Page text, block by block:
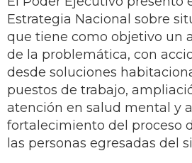
Estrategia Nacional sobre
que tiene como objetivo un
de la problemática, con
desde soluciones
puestos de trabajo,
atención en salud mental y
fortalecimiento del proceso
las personas egresadas del